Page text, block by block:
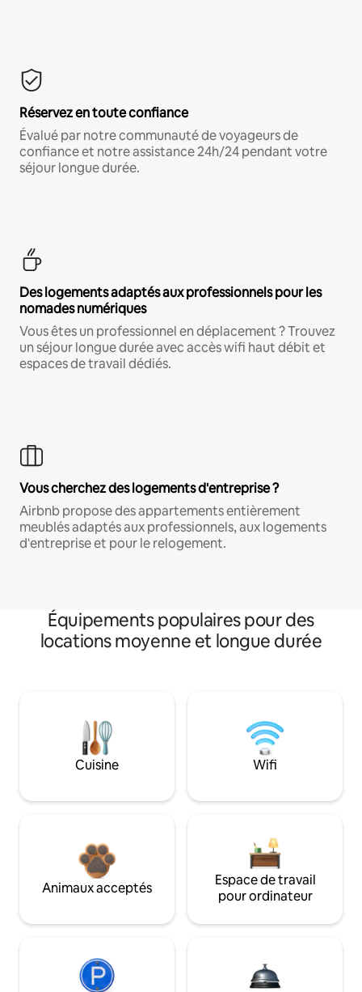
Réservez en toute confiance
Évalué par notre communauté de voyageurs de
confiance et notre assistance 24h/24 pendant votre
séjour longue durée.
Des logements adaptés aux professionnels pour les
nomades numériques
Vous êtes un professionnel en déplacement ? Trouvez
un séjour longue durée avec accès wifi haut débit et
espaces de travail dédiés.
Vous cherchez des logements d'entreprise ?
Airbnb propose des appartements entièrement
meublés adaptés aux professionnels, aux logements
d'entreprise et pour le relogement.
Équipements populaires pour des
locations moyenne et longue durée
Cuisine Wifi
Animaux acceptés
Espace de travail
pour ordinateur